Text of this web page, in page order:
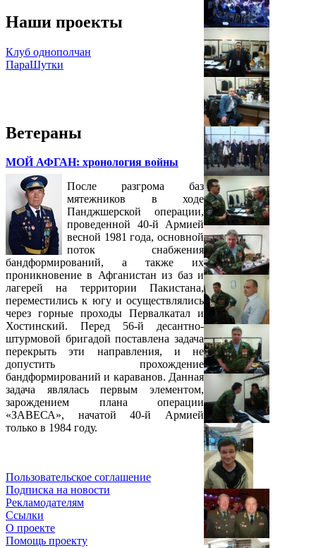
Наши проекты
Клуб однополчан
ПараШутки
Ветераны
МОЙ АФГАН: хронология войны
После разгрома баз
мятежников в ходе
Панджшерской операции,
проведенной 40-й Армией
весной 1981 года, основной
поток снабжения
бандформирований, а также их
проникновение в Афганистан из баз и
лагерей на территории Пакистана,
переместились к югу и осуществлялись
через горные проходы Первалкатал и
Хостинский. Перед 56-й десантно-
штурмовой бригадой поставлена задача
перекрыть эти направления, и не
допустить прохождение
бандформирований и караванов. Данная
задача являлась первым элементом,
зарождением плана операции
«ЗАВЕСА», начатой 40-й Армией
только в 1984 году.
Пользовательское соглашение
Подписка на новости
Рекламодателям
Ссылки
О проекте
Помощь проекту